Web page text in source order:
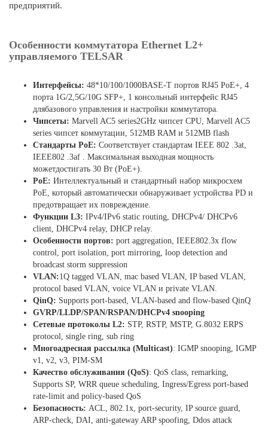
предприятий.
Особенности коммутатора Ethernet L2+
управляемого TELSAR
Интерфейсы: 48*10/100/1000BASE-T портов RJ45 PoE+, 4
порта 1G/2,5G/10G SFP+, 1 консольный интерфейс RJ45
длябазового управления и настройки коммутатора.
Чипсеты: Marvell AC5 series2GHz чипсет CPU, Marvell AC5
series чипсет коммутации, 512MB RAM и 512MB flash
Стандарты PoE: Соответствует стандартам IEEE 802 .3at,
IEEE802 .3af . Максимальная выходная мощность
можетдостигать 30 Вт (PoE+).
PoE: Интеллектуальный и стандартный набор микросхем
PoE, который автоматически обнаруживает устройства PD и
предотвращает их повреждение.
Функции L3: IPv4/IPv6 static routing, DHCPv4/ DHCPv6
client, DHCPv4 relay, DHCP relay.
Особенности портов: port aggregation, IEEE802.3x flow
control, port isolation, port mirroring, loop detection and
broadcast storm suppression
VLAN:1Q tagged VLAN, mac based VLAN, IP based VLAN,
protocol based VLAN, voice VLAN и private VLAN.
QinQ: Supports port-based, VLAN-based and flow-based QinQ
GVRP/LLDP/SPAN/RSPAN/DHCPv4 snooping
Сетевые протоколы L2: STP, RSTP, MSTP, G.8032 ERPS
protocol, single ring, sub ring
Многоадресная рассылка (Multicast): IGMP snooping, IGMP
v1, v2, v3, PIM-SM
Качество обслуживания (QoS): QoS class, remarking,
Supports SP, WRR queue scheduling, Ingress/Egress port-based
rate-limit and policy-based QoS
Безопасность: ACL, 802.1x, port-security, IP source guard,
ARP-check, DAI, anti-gateway ARP spoofing, Ddos attack